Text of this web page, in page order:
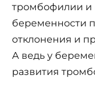
тромбофилии и
беременности
отклонения и
А ведь у
развития